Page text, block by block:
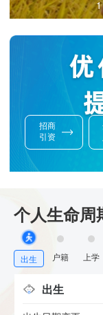
1
招商
引资
个人生命周
出生 户籍 上学
出生